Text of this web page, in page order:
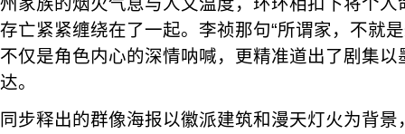
存亡紧紧缠绕在了一起。李祯那句“所谓家，不就
不仅是角色内心的深情呐喊，更精准道出了剧集
达。
同步释出的群像海报以徽派建筑和漫天灯火为背